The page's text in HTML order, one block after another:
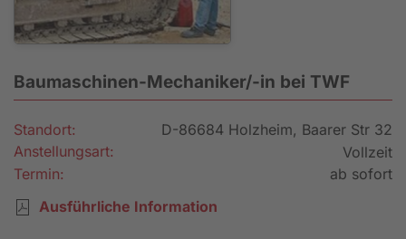
Baumaschinen-Mechaniker/-in bei TWF
Standort:
D-86684 Holzheim, Baarer Str 32
Anstellungsart:
Vollzeit
Termin:
ab sofort
Ausführliche Information